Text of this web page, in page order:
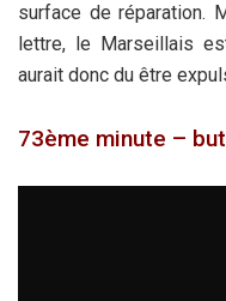
surface de réparation.
lettre, le Marseillais
aurait donc du être
73ème minute –